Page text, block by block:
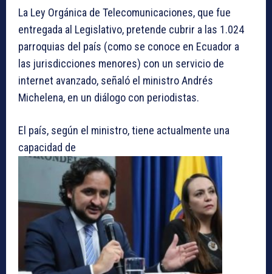
La Ley Orgánica de Telecomunicaciones, que fue
entregada al Legislativo, pretende cubrir a las 1.024
parroquias del país (como se conoce en Ecuador a
las jurisdicciones menores) con un servicio de
internet avanzado, señaló el ministro Andrés
Michelena, en un diálogo con periodistas.
El país, según el ministro, tiene actualmente una
capacidad de